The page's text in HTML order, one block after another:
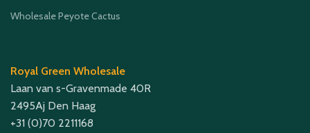
Wholesale Peyote Cactus
Royal Green Wholesale
Laan van s-Gravenmade 40R
2495Aj Den Haag
+31 (0)70 2211168